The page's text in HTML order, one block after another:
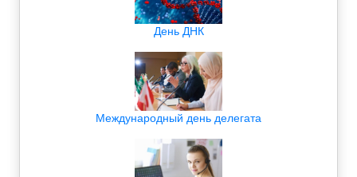
День ДНК
Международный день делегата